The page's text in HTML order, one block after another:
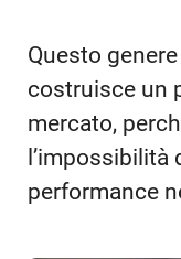
Questo
costruisce un
mercato,
l’impossibilità
performance